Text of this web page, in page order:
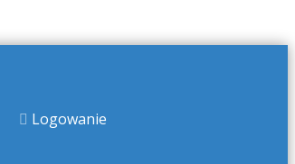
Logowanie